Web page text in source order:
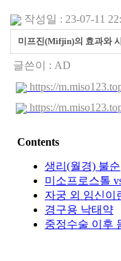
작성일 : 23-07-11
미프진(Mifjin)의 효과와
글쓴이 : AD
https://
https://
Contents
생리(월경) 불순
미소프로스톨
자궁 외 임신이
​경구용 낙태약
중정수술 이후